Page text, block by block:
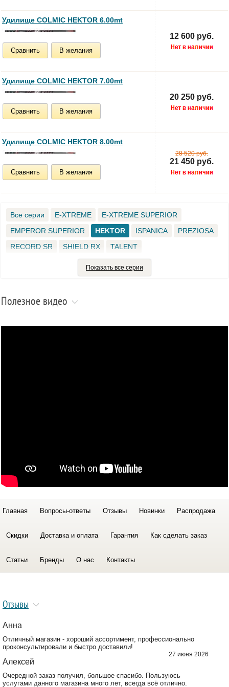
Удилище COLMIC HEKTOR 6.00mt
Сравнить В желания
12 600 руб.
Удилище COLMIC HEKTOR 7.00mt
Сравнить В желания
20 250 руб.
Удилище COLMIC HEKTOR 8.00mt
Сравнить В желания
28 520 руб.
21 450 руб.
Все серии E-XTREME
E-XTREME SUPERIOR
EMPEROR SUPERIOR
HEKTOR ISPANICA
PREZIOSA
RECORD SR
SHIELD RX
TALENT
DRACO EMPEROR PRO
Показать все серии
Полезное видео
Главная Вопросы-ответы Отзывы Новинки Распродажа
Скидки Доставка и оплата Гарантия Как сделать заказ
Статьи Бренды О нас Контакты
Отзывы
Анна
Отличный магазин - хороший ассортимент, профессионально
проконсультировали и быстро доставили!
27 июня 2026
Алексей
Очередной заказ получил, большое спасибо. Пользуюсь
услугами данного магазина много лет, всегда всё отлично.